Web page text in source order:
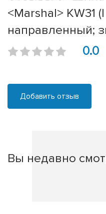
<Marshal> KW31
направленный;
0.0
Добавить отзыв
Вы недавно